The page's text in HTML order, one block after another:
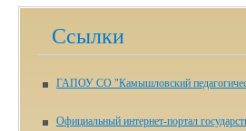
Ссылки
ГАПОУ СО "Камышловский
Официальный интернет-портал